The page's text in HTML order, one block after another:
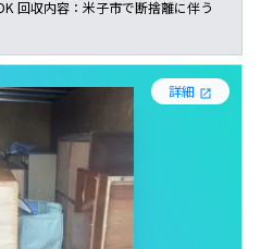
回収内容： 米子市で断捨離に伴う
詳細